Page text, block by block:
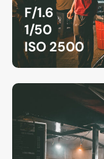
F/1.6
1/50
ISO 2500